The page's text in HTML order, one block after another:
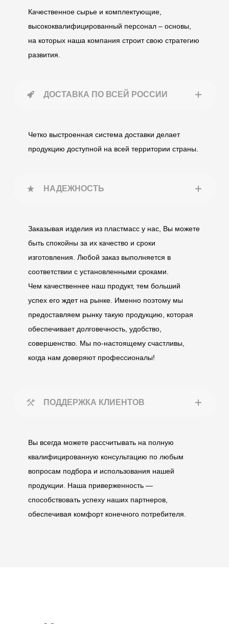
Качественное сырье и комплектующие,
высококвалифицированный персонал – основы,
на которых наша компания строит свою стратегию
развития.
ДОСТАВКА ПО ВСЕЙ РОССИИ
Четко выстроенная система доставки делает
продукцию доступной на всей территории страны.
НАДЕЖНОСТЬ
Заказывая изделия из пластмасс у нас, Вы можете
быть спокойны за их качество и сроки
изготовления. Любой заказ выполняется в
соответствии с установленными сроками.
Чем качественнее наш продукт, тем больший
успех его ждет на рынке. Именно поэтому мы
предоставляем рынку такую продукцию, которая
обеспечивает долговечность, удобство,
совершенство. Мы по-настоящему счастливы,
когда нам доверяют профессионалы!
ПОДДЕРЖКА КЛИЕНТОВ
Вы всегда можете рассчитывать на полную
квалифицированную консультацию по любым
вопросам подбора и использования нашей
продукции. Наша приверженность —
способствовать успеху наших партнеров,
обеспечивая комфорт конечного потребителя.